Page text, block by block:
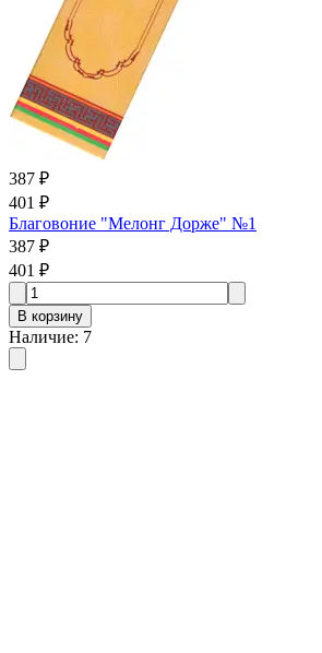
387 ₽
401 ₽
Благовоние "Мелонг Дорже" №1
387 ₽
401 ₽
В корзину
Наличие: 7